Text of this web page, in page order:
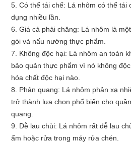
5. Có thể tái chế: Lá nhôm có thể tái
dụng nhiều lần.
6. Giá cả phải chăng: Lá nhôm là
gói và nấu nướng thực phẩm.
7. Không độc hại: Lá nhôm an toàn
bảo quản thực phẩm vì nó không
hóa chất độc hại nào.
8. Phản quang: Lá nhôm phản xạ
trở thành lựa chọn phổ biến cho
quang.
9. Dễ lau chùi: Lá nhôm rất dễ lau
ẩm hoặc rửa trong máy rửa chén.